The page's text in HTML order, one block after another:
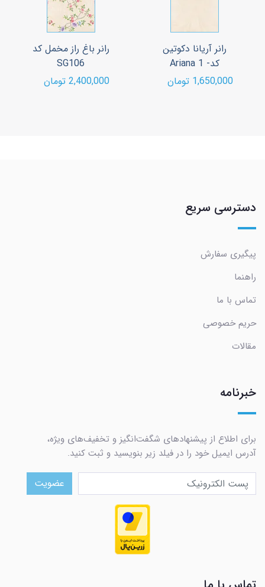
رانر آریانا دکوتین
کد- Ariana 1
1,650,000 تومان
رانر باغ راز مخمل کد
SG106
2,400,000 تومان
دسترسی سریع
پیگیری سفارش
راهنما
تماس با ما
حریم خصوصی
مقالات
خبرنامه
برای اطلاع از پیشنهادهای شگفت‌انگیز و تخفیف‌های ویژه،
آدرس ایمیل خود را در فیلد زیر بنویسید و ثبت کنید.
عضویت